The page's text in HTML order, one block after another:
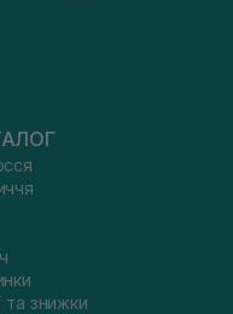
та знижки